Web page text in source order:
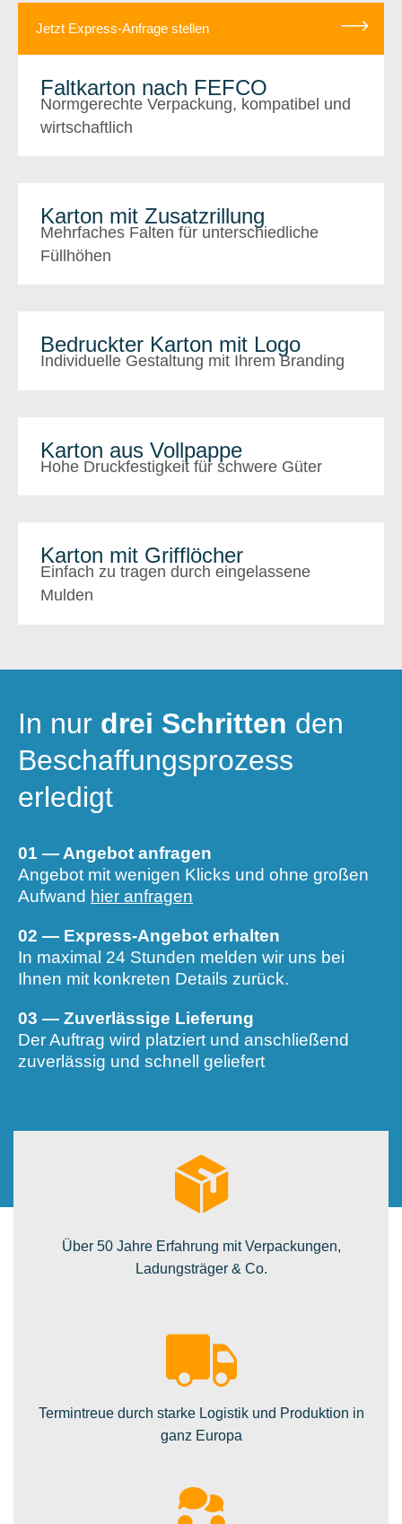
Jetzt Express-Anfrage stellen
Faltkarton nach FEFCO
Normgerechte Verpackung, kompatibel und
wirtschaftlich
Karton mit Zusatzrillung
Mehrfaches Falten für unterschiedliche
Füllhöhen
Bedruckter Karton mit Logo
Individuelle Gestaltung mit Ihrem Branding
Karton aus Vollpappe
Hohe Druckfestigkeit für schwere Güter
Karton mit Grifflöcher
Einfach zu tragen durch eingelassene
Mulden
In nur drei Schritten den
Beschaffungs­prozess
erledigt
01 — Angebot anfragen
Angebot mit wenigen Klicks und ohne großen
Aufwand hier anfragen
02 — Express-Angebot erhalten
In maximal 24 Stunden melden wir uns bei
Ihnen mit konkreten Details zurück.
03 — Zuverlässige Lieferung
Der Auftrag wird platziert und anschließend
zuverlässig und schnell geliefert
Über 50 Jahre Erfahrung mit Verpackungen,
Ladungsträger & Co.
Termintreue durch starke Logistik und Produktion in
ganz Europa